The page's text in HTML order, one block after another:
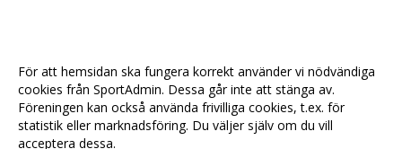
För att hemsidan ska fungera korrekt använder vi nödvändiga
cookies från SportAdmin. Dessa går inte att stänga av.
Föreningen kan också använda frivilliga cookies, t.ex. för
statistik eller marknadsföring. Du väljer själv om du vill
acceptera dessa.